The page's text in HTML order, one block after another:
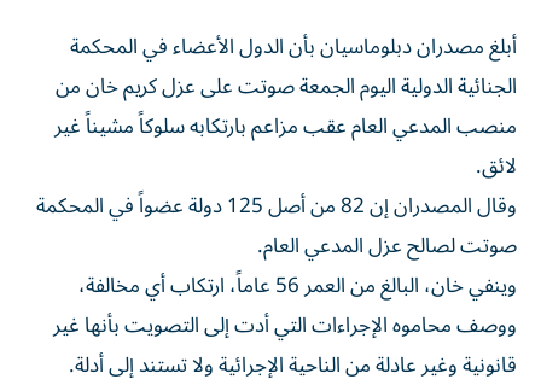
أبلغ مصدران دبلوماسيان بأن الدول الأعضاء في المحكمة
الجنائية ‌الدولية اليوم الجمعة صوتت على عزل كريم ​خان ⁠من
منصب المدعي ‌العام عقب مزاعم ‌بارتكابه سلوكاً مشيناً غير
لائق.
وقال المصدران إن 82 ⁠من أصل 125 دولة عضواً في المحكمة
صوتت لصالح عزل المدعي العام.
وينفي خان، البالغ من العمر 56 عاماً، ارتكاب أي مخالفة،
ووصف محاموه الإجراءات ​التي أدت إلى التصويت بأنها ‌غير
قانونية وغير عادلة من الناحية الإجرائية ولا تستند إلى أدلة.